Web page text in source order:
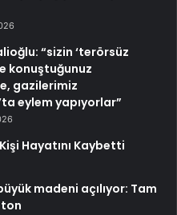
“sizin ‘terörsüz
konuştuğunuz
gazilerimiz
eylem yapıyorlar”
Hayatını Kaybetti
madeni açılıyor: Tam
ton